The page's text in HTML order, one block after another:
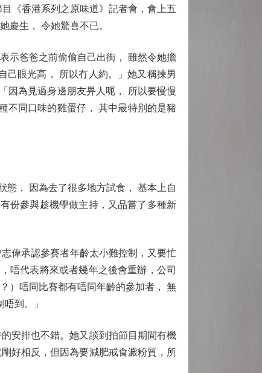
《香港系列之原味道》記者會，會上五
慶生， 令她驚喜不已。
爸爸之前偷偷自己出街， 雖然令她擔
己眼光高， 所以冇人約。」她又稱揀男
因為見過身邊朋友畀人呃， 所以要慢慢
不同口味的雞蛋仔， 其中最特別的是豬
， 因為去了很多地方試食， 基本上自
份參與趁機學做主持，又品嘗了多種新
偉承認參賽者年齡太小難控制，又要忙
唔代表將來或者幾年之後會重辦，公司
）唔同比賽都有唔同年齡的參加者， 無
到。」
安排也不錯。她又談到拍節目期間有機
好相反，但因為要減肥戒食澱粉質，所